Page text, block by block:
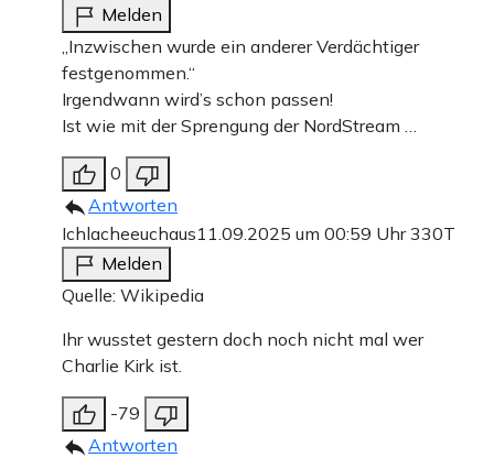
Melden
„Inzwischen wurde ein anderer Verdächtiger
festgenommen.“
Irgendwann wird’s schon passen!
Ist wie mit der Sprengung der NordStream …
0
Antworten
Ichlacheeuchaus11.09.2025 um 00:59 Uhr330T
Melden
Quelle: Wikipedia
Ihr wusstet gestern doch noch nicht mal wer
Charlie Kirk ist.
-79
Antworten